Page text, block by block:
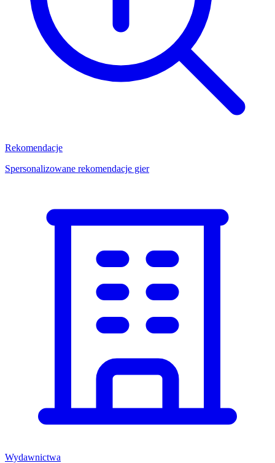
Rekomendacje
Spersonalizowane rekomendacje gier
Wydawnictwa